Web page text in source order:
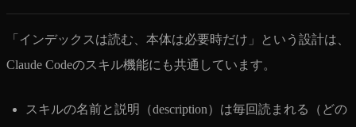
「インデックスは読む、本体は必要時だけ」という設計は、
Claude Codeのスキル機能にも共通しています。
スキルの名前と説明（description）は毎回読まれる（どの